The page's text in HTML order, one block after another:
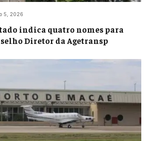
5, 2026
indica quatro nomes para
Diretor da Agetransp